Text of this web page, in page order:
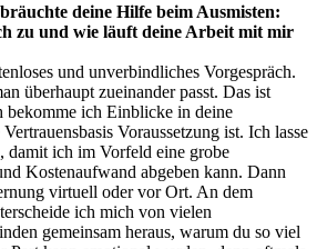
deine Hilfe beim Ausmisten:
zu und wie läuft deine Arbeit mit mir
und unverbindliches Vorgespräch.
überhaupt zueinander passt. Das ist
ich Einblicke in deine
Voraussetzung ist. Ich lasse
damit ich im Vorfeld eine grobe
Kostenaufwand abgeben kann. Dann
virtuell oder vor Ort. An dem
ich mich von vielen
gemeinsam heraus, warum du so viel